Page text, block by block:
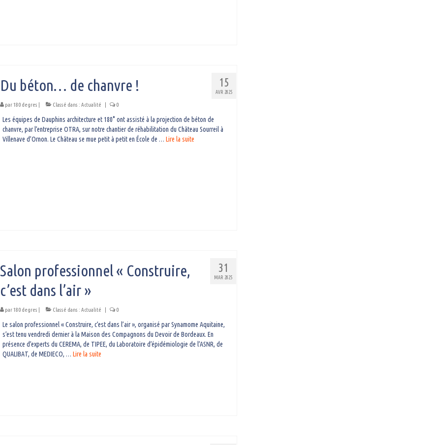
15
AVR 2025
Du béton… de chanvre !
par 180 degres Classé dans : Actualité 0
Les équipes de Dauphins architecture et 180° ont assisté à la projection de béton de
chanvre, par l’entreprise OTRA, sur notre chantier de réhabilitation du Château Sourreil à
Villenave d’Ornon. Le Château se mue petit à petit en École de … Lire la suite­­
31
MAR 2025
Salon professionnel « Construire,
c’est dans l’air »
par 180 degres Classé dans : Actualité 0
Le salon professionnel « Construire, c’est dans l’air », organisé par Synamome Aquitaine,
s’est tenu vendredi dernier à la Maison des Compagnons du Devoir de Bordeaux. En
présence d’experts du CEREMA, de TIPEE, du Laboratoire d’épidémiologie de l’ASNR, de
QUALIBAT, de MEDIECO, … Lire la suite­­